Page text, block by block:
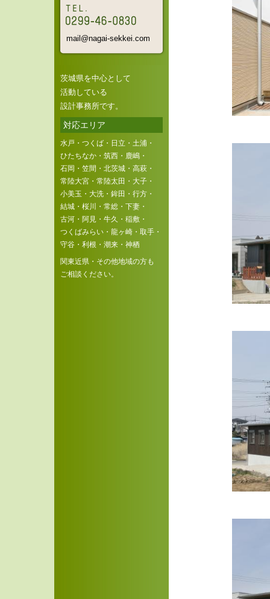
mail@nagai-sekkei.com
茨城県を中心として
活動している
設計事務所です。
対応エリア
水戸・つくば・日立・土浦・
ひたちなか・筑西・鹿嶋・
石岡・笠間・北茨城・高萩・
常陸大宮・常陸太田・大子・
小美玉・大洗・鉾田・行方・
結城・桜川・常総・下妻・
古河・阿見・牛久・稲敷・
つくばみらい・龍ヶ崎・取手・
守谷・利根・潮来・神栖
関東近県・その他地域の方も
ご相談ください。